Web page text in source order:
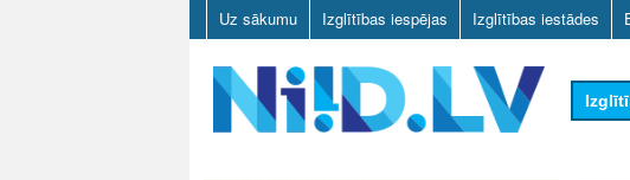
Uz sākumu Izglītības iespējas Izglītības iestādes